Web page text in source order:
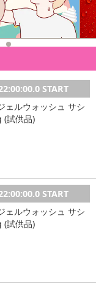
START
ェルウォッシュ サシ
(試供品)
START
ェルウォッシュ サシ
(試供品)